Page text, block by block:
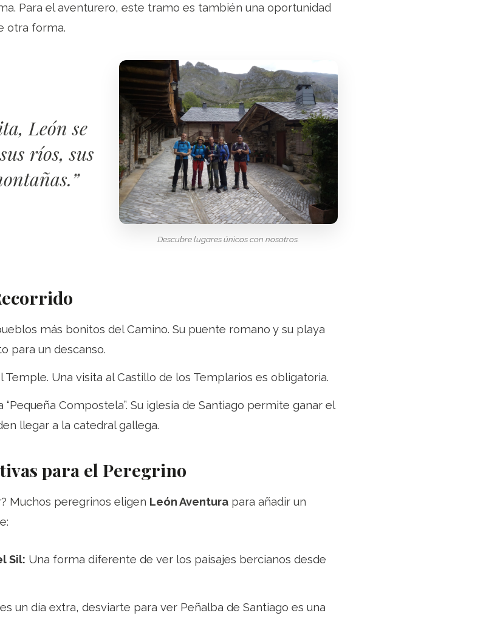
Para el aventurero, este tramo es también una oportunidad
otra forma.
Descubre lugares únicos con nosotros.
León se
ríos, sus
más bonitos del Camino. Su puente romano y su playa
para un descanso.
Temple. Una visita al Castillo de los Templarios es obligatoria.
“Pequeña Compostela”. Su iglesia de Santiago permite ganar el
llegar a la catedral gallega.
para el Peregrino
Muchos peregrinos eligen León Aventura para añadir un
Sil: Una forma diferente de ver los paisajes bercianos desde
un día extra, desviarte para ver Peñalba de Santiago es una